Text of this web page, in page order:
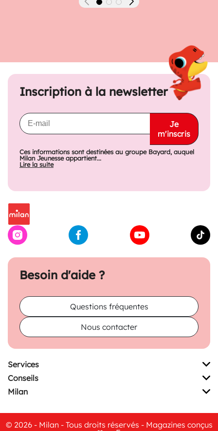
Précédent Suivant
Besoin d'aide ?
Questions fréquentes
Nous contacter
Inscription à la newsletter
Je
m'inscris
Ces informations sont destinées au groupe Bayard, auquel
Milan Jeunesse appartient...
Lire la suite
Services
Conseils
Milan
© 2026 - Milan - Tous droits réservés - Magazines conçus